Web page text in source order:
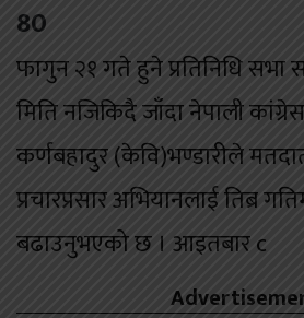
80
फागुन २१ गते हुने प्रतिनिधि सभा
मिति नजिकिदै जाँदा नेपाली
कर्णबहादुर (केवि)भण्डारीले
प्रचारप्रसार अभियानलाई तिब्र
बढाउनुभएको छ । आइतबार c